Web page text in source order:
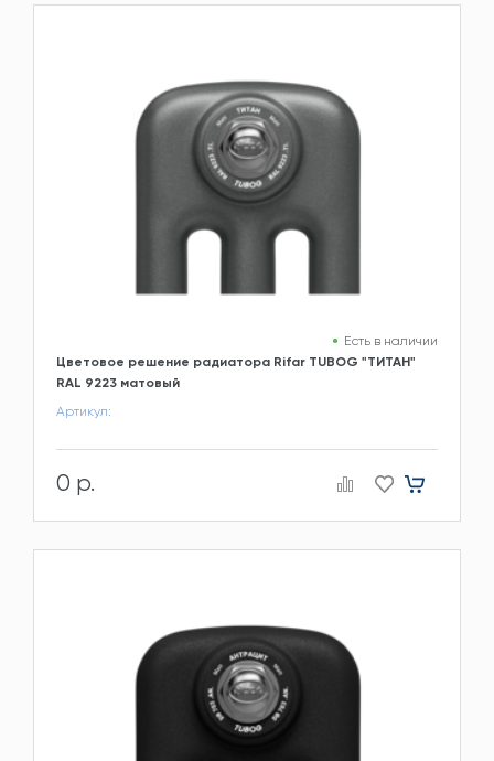
Есть в наличии
Цветовое решение радиатора Rifar TUBOG "ТИТАН"
RAL 9223 матовый
Артикул:
0 р.